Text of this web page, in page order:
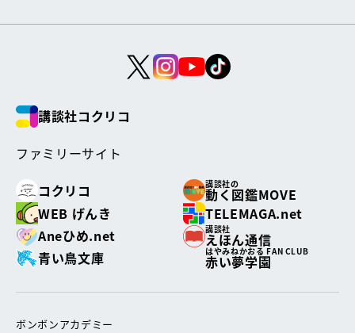
講談社コクリコ
ファミリーサイト
コクリコ
講談社の
動く図鑑MOVE
WEB げんき
TELEMAGA.net
Aneひめ.net
講談社
えほん通信
青い鳥文庫
はやみねかおる FAN CLUB
赤い夢学園
ボンボンアカデミー